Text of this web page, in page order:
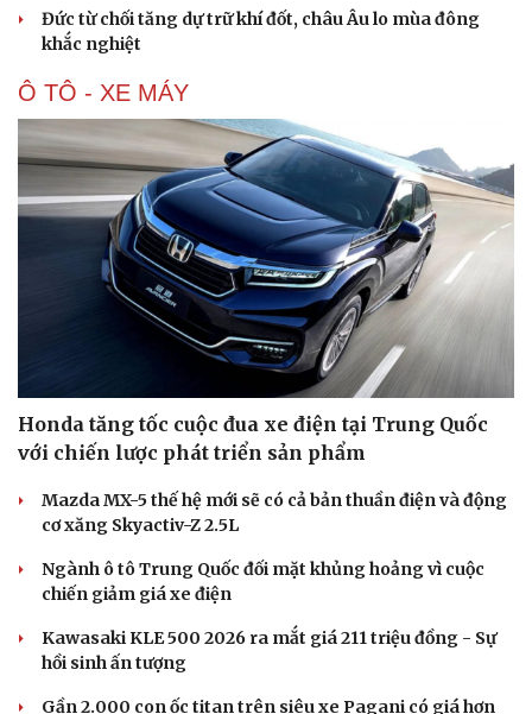
Đức từ chối tăng dự trữ khí đốt, châu Âu lo mùa đông
khắc nghiệt
Ô TÔ - XE MÁY
Honda tăng tốc cuộc đua xe điện tại Trung Quốc
với chiến lược phát triển sản phẩm
Mazda MX-5 thế hệ mới sẽ có cả bản thuần điện và động
cơ xăng Skyactiv-Z 2.5L
Ngành ô tô Trung Quốc đối mặt khủng hoảng vì cuộc
chiến giảm giá xe điện
Kawasaki KLE 500 2026 ra mắt giá 211 triệu đồng - Sự
hồi sinh ấn tượng
Gần 2.000 con ốc titan trên siêu xe Pagani có giá hơn